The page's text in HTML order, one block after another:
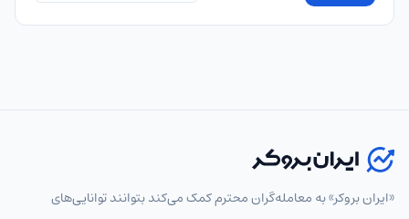
«ایران بروکر» به معامله‌گران محترم کمک می‌کند بتوانند توانایی‌های